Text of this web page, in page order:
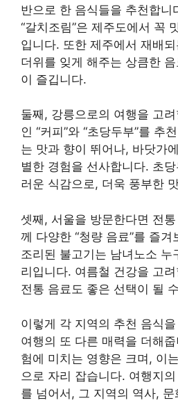
반으로 한 음식들을 추천합니
“갈치조림”은 제주도에서 꼭
입니다. 또한 제주에서 재배되
더위를 잊게 해주는 상큼한
이 즐깁니다.
둘째, 강릉으로의 여행을 고
인 “커피”와 “초당두부”를 추
는 맛과 향이 뛰어나, 바닷가
별한 경험을 선사합니다. 초
러운 식감으로, 더욱 풍부한
셋째, 서울을 방문한다면 전
께 다양한 “청량 음료”를 즐
조리된 불고기는 남녀노소 누
리입니다. 여름철 건강을 고
전통 음료도 좋은 선택이 될
이렇게 각 지역의 추천 음식
여행의 또 다른 매력을 더해
험에 미치는 영향은 크며, 이
으로 자리 잡습니다. 여행지
를 넘어서, 그 지역의 역사,